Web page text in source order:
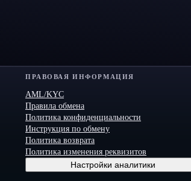
ПРАВОВАЯ ИНФОРМАЦИЯ
AML/KYC
Правила обмена
Политика конфиденциальности
Инструкция по обмену
Политика возврата
Политика изменения реквизитов
Настройки аналитики